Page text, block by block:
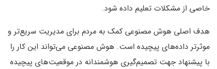
خاصی از مشکلات تعلیم داده شود.
هدف اصلی هوش مصنوعی کمک به مردم برای مدیریت سریع‌تر و
موثرتر داده‌های پیچیده است. هوش مصنوعی می‌تواند این کار را
با پیشنهاد جهت تصمیم‌گیری هوشمندانه در موقعیت‌های پیچیده